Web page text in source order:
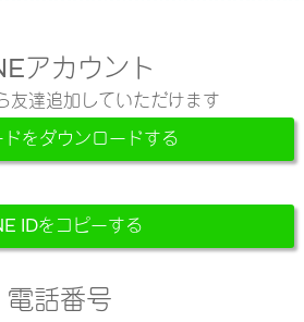
アカウント
友達追加していただけます
をダウンロードする
IDをコピーする
電話番号